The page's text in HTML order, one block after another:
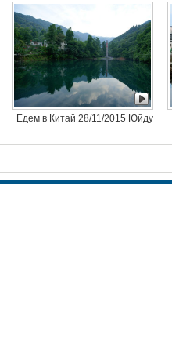
Едем в Китай 28/11/2015 Юйду